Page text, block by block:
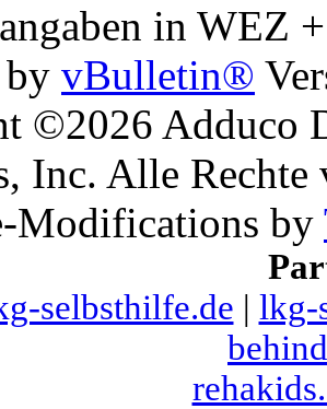
in WEZ
by vBulletin®
©2026 Adduco
Inc. Alle Rechte
Modifications by
selbsthilfe.de | lkg-